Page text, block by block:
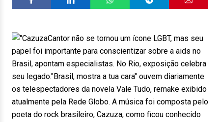
Cantor não se tornou um ícone LGBT, mas seu
papel foi importante para conscientizar sobre a aids no
Brasil, apontam especialistas. No Rio, exposição celebra
seu legado."Brasil, mostra a tua cara" ouvem diariamente
os telespectadores da novela Vale Tudo, remake exibido
atualmente pela Rede Globo. A música foi composta pelo
poeta do rock brasileiro, Cazuza, como ficou conhecido